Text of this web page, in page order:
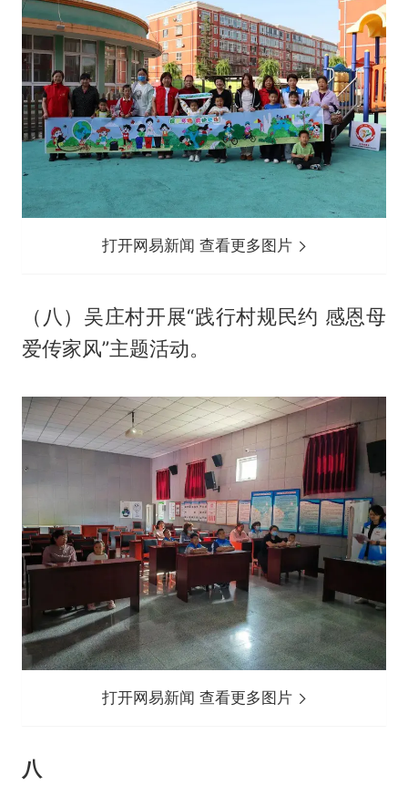
打开网易新闻 查看更多图片
（八）吴庄村开展“践行村规民约 感恩母
爱传家风”主题活动。
打开网易新闻 查看更多图片
八